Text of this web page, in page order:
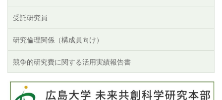
受託研究員
研究倫理関係（構成員向け）
競争的研究費に関する活用実績報告書